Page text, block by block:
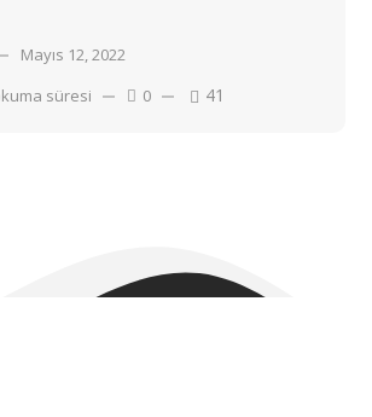
Mayıs 12, 2022
süresi
0 41